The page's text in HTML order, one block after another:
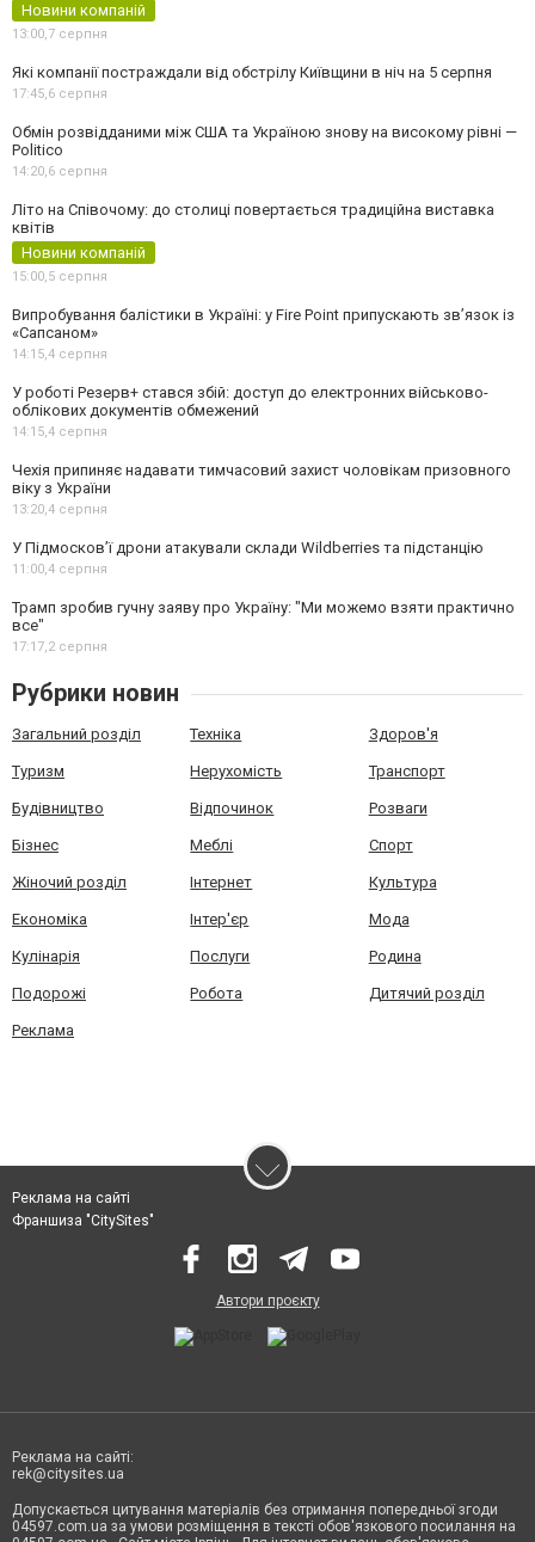
Новини компаній
13:00,7 серпня
Які компанії постраждали від обстрілу Київщини в ніч на 5 серпня
17:45,6 серпня
Обмін розвідданими між США та Україною знову на високому рівні —
Politico
14:20,6 серпня
Літо на Співочому: до столиці повертається традиційна виставка
квітів
Новини компаній
15:00,5 серпня
Випробування балістики в Україні: у Fire Point припускають зв’язок із
«Сапсаном»
14:15,4 серпня
У роботі Резерв+ стався збій: доступ до електронних військово-
облікових документів обмежений
14:15,4 серпня
Чехія припиняє надавати тимчасовий захист чоловікам призовного
віку з України
13:20,4 серпня
У Підмосков’ї дрони атакували склади Wildberries та підстанцію
11:00,4 серпня
Трамп зробив гучну заяву про Україну: "Ми можемо взяти практично
все"
17:17,2 серпня
Рубрики новин
Загальний розділ Техніка Здоров'я
Туризм Нерухомість Транспорт
Будівництво Відпочинок Розваги
Бізнес Меблі Спорт
Жіночий розділ Інтернет Культура
Економіка Інтер'єр Мода
Кулінарія Послуги Родина
Подорожі Робота Дитячий розділ
Реклама
Реклама на сайті
Франшиза "CitySites"
Автори проєкту
Реклама на сайті:
rek@citysites.ua
Допускається цитування матеріалів без отримання попередньої згоди
04597.com.ua за умови розміщення в тексті обов'язкового посилання на